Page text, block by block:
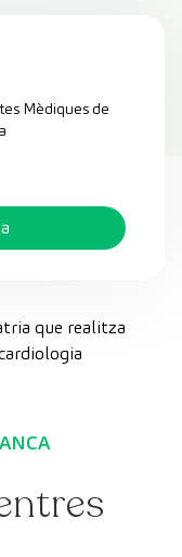
Mèdiques de
que realitza